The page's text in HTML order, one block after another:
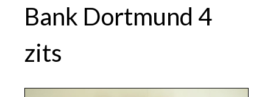
Bank Dortmund 4
zits